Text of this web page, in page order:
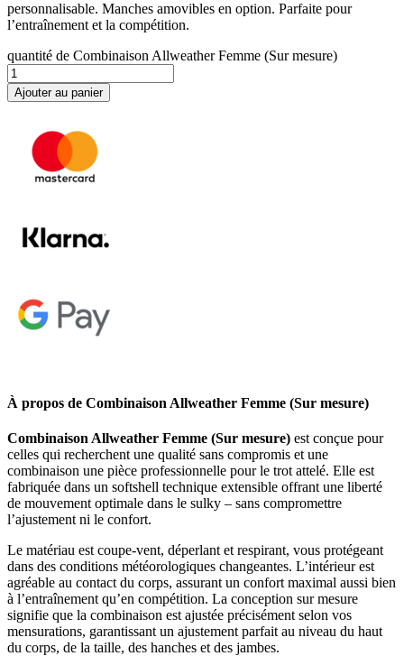
personnalisable. Manches amovibles en option. Parfaite pour
l’entraînement et la compétition.
quantité de Combinaison Allweather Femme (Sur mesure)
Ajouter au panier
À propos de Combinaison Allweather Femme (Sur mesure)
Combinaison Allweather Femme (Sur mesure) est conçue pour
celles qui recherchent une qualité sans compromis et une
combinaison une pièce professionnelle pour le trot attelé. Elle est
fabriquée dans un softshell technique extensible offrant une liberté
de mouvement optimale dans le sulky – sans compromettre
l’ajustement ni le confort.
Le matériau est coupe-vent, déperlant et respirant, vous protégeant
dans des conditions météorologiques changeantes. L’intérieur est
agréable au contact du corps, assurant un confort maximal aussi bien
à l’entraînement qu’en compétition. La conception sur mesure
signifie que la combinaison est ajustée précisément selon vos
mensurations, garantissant un ajustement parfait au niveau du haut
du corps, de la taille, des hanches et des jambes.